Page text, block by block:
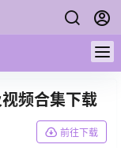
频合集下载
前往下载